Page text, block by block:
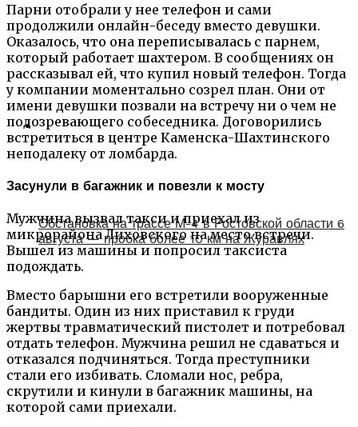
Парни отобрали у нее телефон и сами
продолжили онлайн-беседу вместо девушки.
Оказалось, что она переписывалась с парнем,
который работает шахтером. В сообщениях он
рассказывал ей, что купил новый телефон. Тогда
у компании моментально созрел план. Они от
имени девушки позвали на встречу ни о чем не
подозревающего собеседника. Договорились
встретиться в центре Каменска-Шахтинского
неподалеку от ломбарда.
Засунули в багажник и повезли к мосту
Мужчина вызвал такси и приехал из
микрорайона Лиховского на место встречи.
Вышел из машины и попросил таксиста
подождать.
Вместо барышни его встретили вооруженные
бандиты. Один из них приставил к груди
жертвы травматический пистолет и потребовал
отдать телефон. Мужчина решил не сдаваться и
отказался подчиняться. Тогда преступники
стали его избивать. Сломали нос, ребра,
скрутили и кинули в багажник машины, на
которой сами приехали.
Обстановка на трассе М-4 в Ростовской области 6
августа — пробка более 10 км на Журавлях